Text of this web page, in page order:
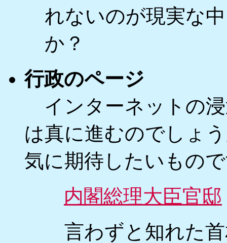
れないのが現実な
か？
行政のページ
インターネットの
は真に進むのでしょ
気に期待したいもの
内閣総理大臣官邸
言わずと知れた首